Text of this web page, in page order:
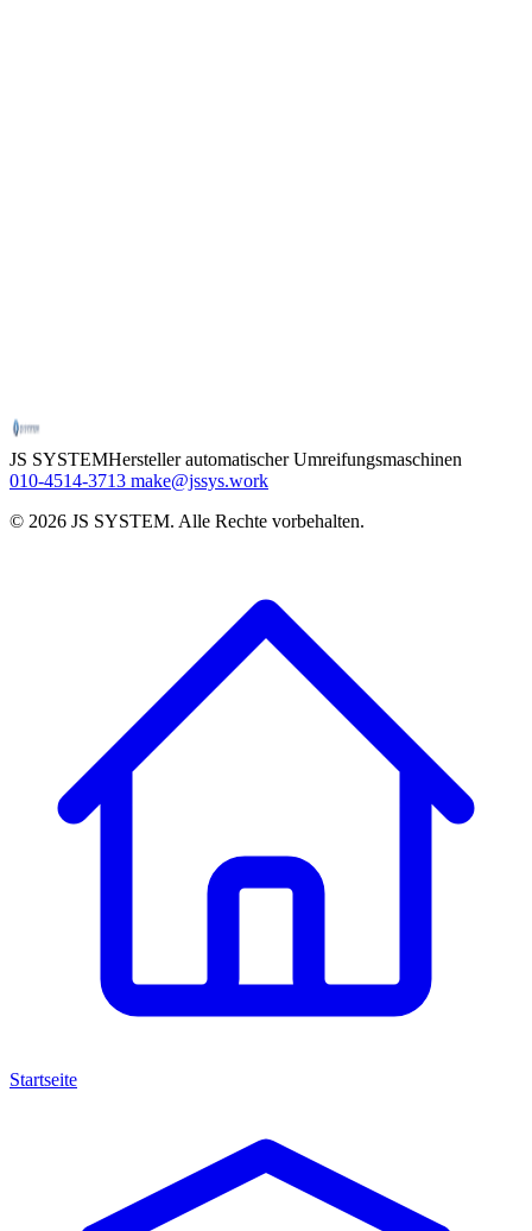
JS SYSTEMHersteller automatischer Umreifungsmaschinen
010-4514-3713 make@jssys.work
© 2026 JS SYSTEM. Alle Rechte vorbehalten.
Startseite